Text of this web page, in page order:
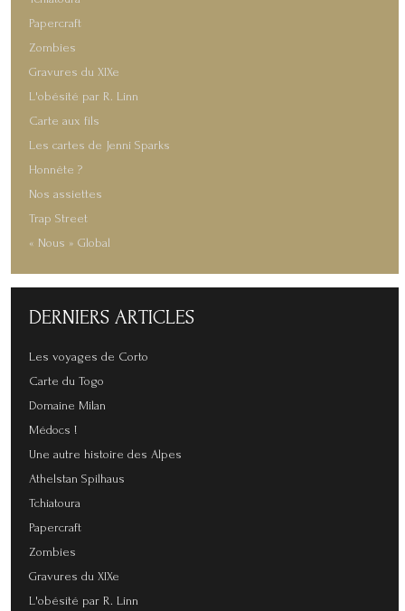
Papercraft
Zombies
Gravures du XIXe
L'obésité par R. Linn
Carte aux fils
Les cartes de Jenni Sparks
Honnête ?
Nos assiettes
Trap Street
« Nous » Global
DERNIERS ARTICLES
Les voyages de Corto
Carte du Togo
Domaine Milan
Médocs !
Une autre histoire des Alpes
Athelstan Spilhaus
Tchiatoura
Papercraft
Zombies
Gravures du XIXe
L'obésité par R. Linn